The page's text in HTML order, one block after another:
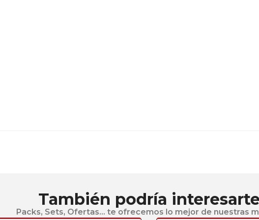
También podría interesarte
Packs, Sets, Ofertas... te ofrecemos lo mejor de nuestras